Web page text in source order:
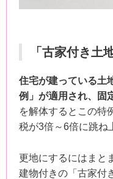
「古家付き土
住宅が建っている土
例」が適用され、固
を解体するとこの特
税が3倍～6倍に跳ね
更地にするにはまと
建物付きの「古家付